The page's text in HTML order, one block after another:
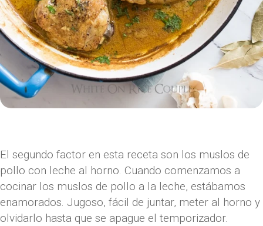
El segundo factor en esta receta son los muslos de
pollo con leche al horno. Cuando comenzamos a
cocinar los muslos de pollo a la leche, estábamos
enamorados. Jugoso, fácil de juntar, meter al horno y
olvidarlo hasta que se apague el temporizador.